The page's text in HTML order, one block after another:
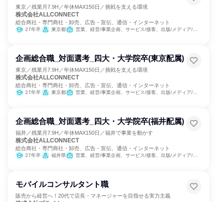
東京／残業月7.9H／年休MAX150日／挑戦を支える環境
株式会社ALLCONNECT
総合商社・専門商社・卸売、広告・宣伝、通信・インターネット
27年卒 東京都 営業、経営/事業企画、サービス/接客、出版/メディア/芸能/エンタメ専門職、マーケティング・広告・宣伝、カスタマーサクセス、カスタマーサポート/コールセンター
企画総合職_対面選考_四大・大学院卒(東京配属)
東京／残業月7.9H／年休MAX150日／挑戦を支える環境
株式会社ALLCONNECT
総合商社・専門商社・卸売、広告・宣伝、通信・インターネット
27年卒 東京都 営業、経営/事業企画、サービス/接客、出版/メディア/芸能/エンタメ専門職、マーケティング・広告・宣伝、カスタマーサクセス、カスタマーサポート/コールセンター
企画総合職_対面選考_四大・大学院卒(福井配属)
福井／残業月7.9H／年休MAX150日／福井で事業を動かす
株式会社ALLCONNECT
総合商社・専門商社・卸売、広告・宣伝、通信・インターネット
27年卒 福井県 営業、経営/事業企画、サービス/接客、出版/メディア/芸能/エンタメ専門職、商品企画、マーケティング・広告・宣伝、カスタマーサクセス、カスタマーサポート/コールセンター
モバイルコンサルタント職
販売から経営へ！20代で店長・マネージャーを目指せる実力主義